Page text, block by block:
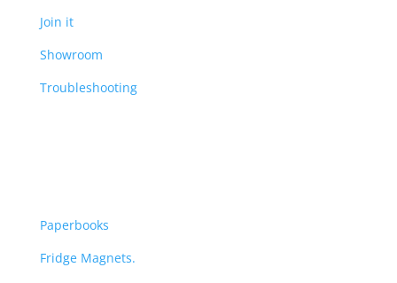
Join it
Showroom
Troubleshooting
Paperbooks
Fridge Magnets.